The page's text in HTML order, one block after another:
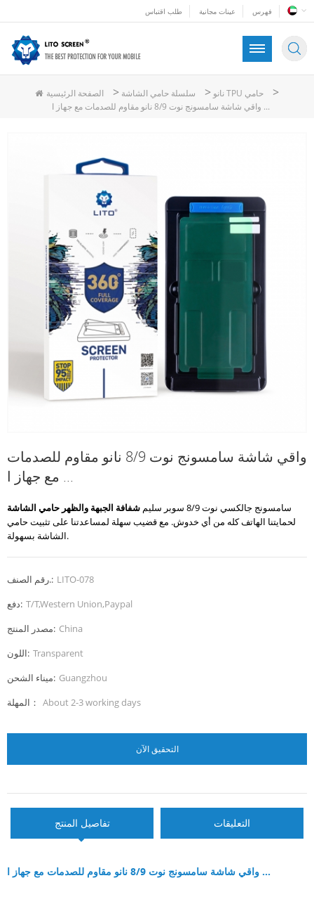
طلب اقتباس عينات مجانية فهرس
الصفحة الرئيسية > سلسلة حامي الشاشة > نانو TPU حامي >
واقي شاشة سامسونج نوت 8/9 نانو مقاوم للصدمات مع جهاز ا ...
واقي شاشة سامسونج نوت 8/9 نانو مقاوم للصدمات
مع جهاز ا ...
سامسونج جالكسي نوت 8/9 سوبر سليم
شفافة الجبهة والظهر حامي الشاشة
لحمايتنا الهاتف كله من أي خدوش. مع قضيب سهلة لمساعدتنا على تثبيت حامي
الشاشة بسهولة.
رقم الصنف.: LITO-078
دفع: T/T,Western Union,Paypal
مصدر المنتج: China
اللون: Transparent
ميناء الشحن: Guangzhou
المهلة： About 2-3 working days
التحقيق الآن
تفاصيل المنتج التعليقات
واقي شاشة سامسونج نوت 8/9 نانو مقاوم للصدمات مع جهاز ا ...